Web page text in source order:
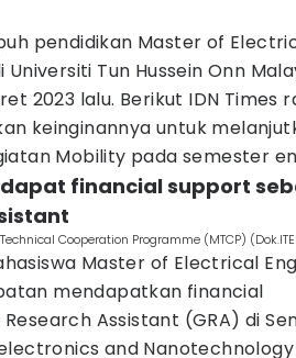
pendidikan Master of
Tun Hussein Onn
2023 lalu. Berikut IDN Times
keinginannya untuk
Mobility pada semester
financial support
Cooperation Programme (MTCP)
Master of Electrical
mendapatkan financial
Assistant (GRA) di
and Nanotechnology